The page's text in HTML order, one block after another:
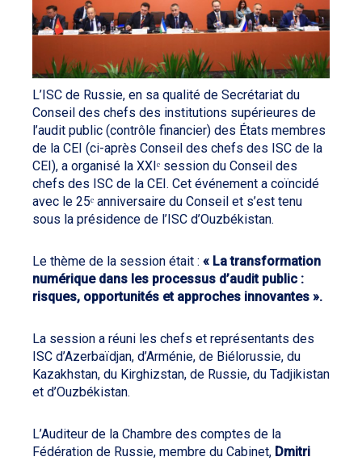
L’ISC de Russie, en sa qualité de Secrétariat du
Conseil des chefs des institutions supérieures de
l’audit public (contrôle financier) des États membres
de la CEI (ci-après Conseil des chefs des ISC de la
CEI), a organisé la XXIᵉ session du Conseil des
chefs des ISC de la CEI. Cet événement a coïncidé
avec le 25ᵉ anniversaire du Conseil et s’est tenu
sous la présidence de l’ISC d’Ouzbékistan.
Le thème de la session était : « La transformation
numérique dans les processus d’audit public :
risques, opportunités et approches innovantes ».
La session a réuni les chefs et représentants des
ISC d’Azerbaïdjan, d’Arménie, de Biélorussie, du
Kazakhstan, du Kirghizstan, de Russie, du Tadjikistan
et d’Ouzbékistan.
L’Auditeur de la Chambre des comptes de la
Fédération de Russie, membre du Cabinet, Dmitri